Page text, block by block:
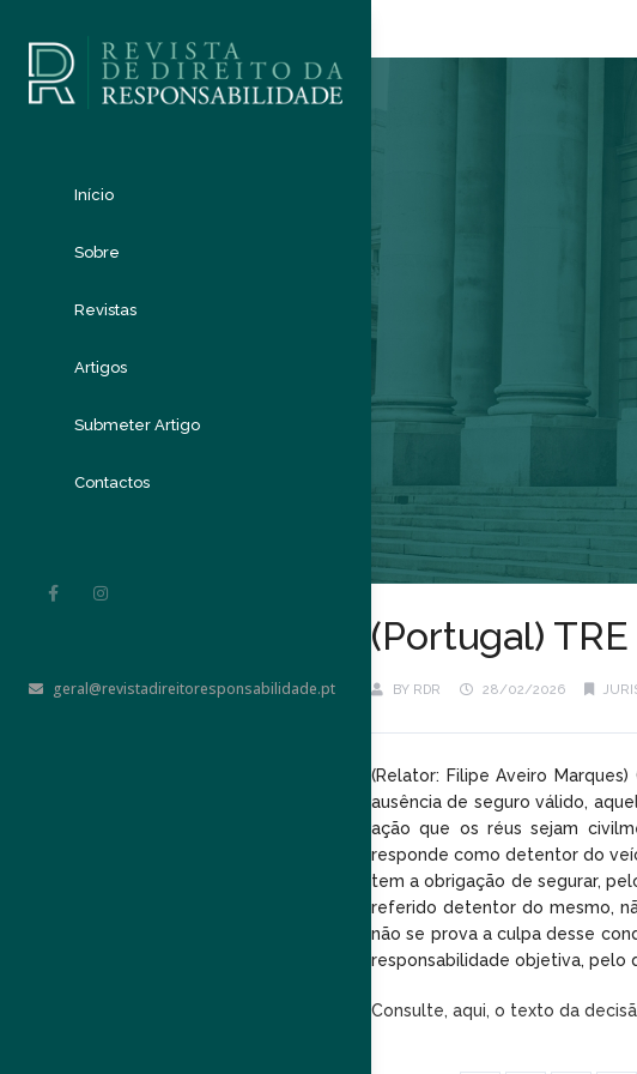
Início
Sobre
Revistas
Artigos
Submeter Artigo
Contactos
geral@revistadireitoresponsabilidade.pt
(Portugal)
BY RDR 28/02/2026
(Relator: Filipe Aveiro
ausência de seguro válido,
ação que os réus sejam
responde como detentor do
tem a obrigação de segurar,
referido detentor do mesmo,
não se prova a culpa desse
responsabilidade objetiva, pelo
Consulte, aqui, o texto da